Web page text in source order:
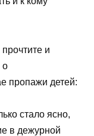
и
о
пропажи детей:
стало ясно,
в дежурной